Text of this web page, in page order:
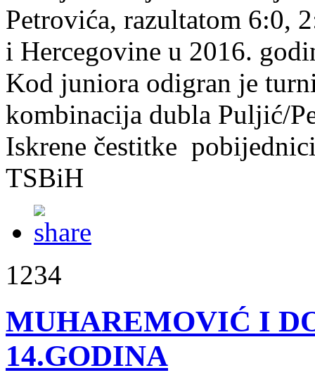
Petrovića, razultatom 6:0,
i Hercegovine u 2016.
Kod juniora odigran je
kombinacija dubla Puljić/
Iskrene čestitke
TSBiH
1234
MUHAREMOVIĆ I
14.GODINA